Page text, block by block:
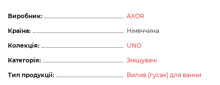
Виробник:
AXOR
Країна:
Німеччина
Колекція:
UNO
Категорія:
Змішувачі
Тип продукції:
Вилив (гусак) для ванни